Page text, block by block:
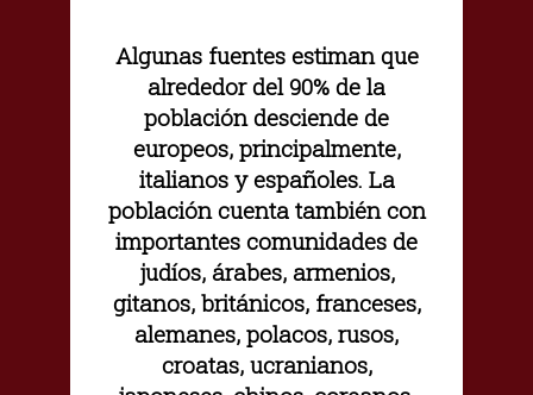
Algunas fuentes estiman que
alrededor del 90% de la
población desciende de
europeos, principalmente,
italianos y españoles. La
población cuenta también con
importantes comunidades de
judíos, árabes, armenios,
gitanos, británicos, franceses,
alemanes, polacos, rusos,
croatas, ucranianos,